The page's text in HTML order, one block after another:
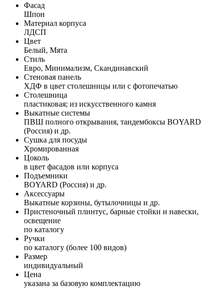
Фасад
Шпон
Материал корпуса
ЛДСП
Цвет
Белый, Мята
Стиль
Евро, Минимализм, Скандинавский
Стеновая панель
ХДФ в цвет столешницы или с фотопечатью
Столешница
пластиковая; из искусственного камня
Выкатные системы
ПВШ полного открывания, тандембоксы BOYARD
(Россия) и др.
Сушка для посуды
Хромированная
Цоколь
в цвет фасадов или корпуса
Подъемники
BOYARD (Россия) и др.
Аксессуары
Выкатные корзины, бутылочницы и др.
Пристеночный плинтус, барные стойки и навески,
освещение
по каталогу
Ручки
по каталогу (более 100 видов)
Размер
индивидуальный
Цена
указана за базовую комплектацию